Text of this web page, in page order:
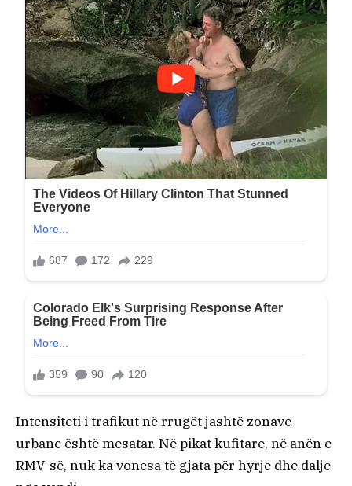
Intensiteti i trafikut në rrugët jashtë zonave
urbane është mesatar. Në pikat kufitare, në anën e
RMV-së, nuk ka vonesa të gjata për hyrje dhe dalje